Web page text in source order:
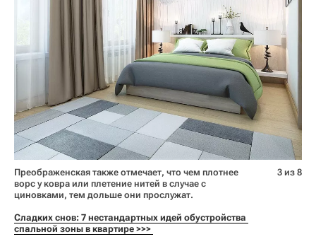
Преображенская также отмечает, что чем плотнее
ворс у ковра или плетение нитей в случае с
циновками, тем дольше они прослужат.
Сладких снов: 7 нестандартных идей обустройства
спальной зоны в квартире >>>
3 из 8